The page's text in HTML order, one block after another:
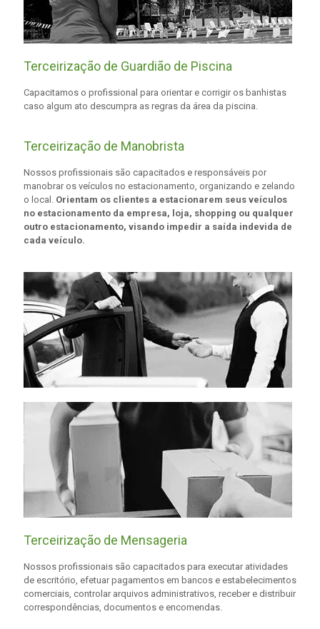
Terceirização de Guardião de Piscina
Capacitamos o profissional para orientar e corrigir os banhistas
caso algum ato descumpra as regras da área da piscina.
Terceirização de Manobrista
Nossos profissionais são capacitados e responsáveis por
manobrar os veículos no estacionamento, organizando e zelando
o local. Orientam os clientes a estacionarem seus veículos
no estacionamento da empresa, loja, shopping ou qualquer
outro estacionamento, visando impedir a saída indevida de
cada veículo.
Terceirização de Mensageria
Nossos profissionais são capacitados para executar atividades
de escritório, efetuar pagamentos em bancos e estabelecimentos
comerciais, controlar arquivos administrativos, receber e distribuir
correspondências, documentos e encomendas.